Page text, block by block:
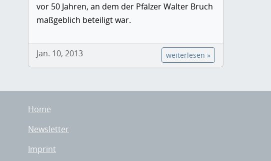
vor 50 Jahren, an dem der Pfälzer Walter Bruch
maßgeblich beteiligt war.
Jan. 10, 2013 weiterlesen »
Home
Newsletter
Imprint